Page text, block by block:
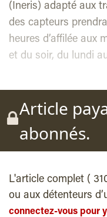
(Ineris) adapté aux
des capteurs
heures d’affilée aux
et du soir, du lundi
Article
abonnés.
L'article complet (
ou aux détenteurs
connectez-vous pour